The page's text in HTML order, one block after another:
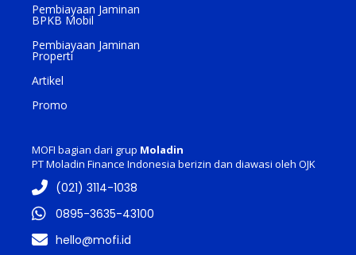
Pembiayaan Jaminan
BPKB Mobil
Pembiayaan Jaminan
Properti
Artikel
Promo
MOFI bagian dari grup Moladin
PT Moladin Finance Indonesia berizin dan diawasi oleh OJK
(021) 3114-1038
0895-3635-43100
hello@mofi.id